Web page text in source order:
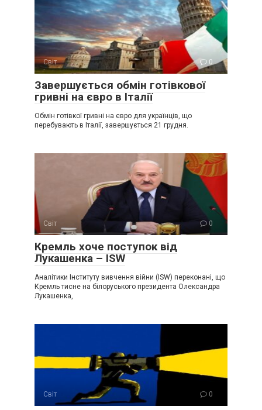
Світ 0
Завершується обмін готівкової
гривні на євро в Італії
Обмін готівкої гривні на євро для українців, що
перебувають в Італії, завершується 21 грудня.
Світ 0
Крeмль хоче поступок від
Лукaшенка – ISW
Аналітики Інституту вивчення війни (ISW) переконані, що
Кремль тисне на білоруського президента Олександра
Лукашенка,
Світ 0